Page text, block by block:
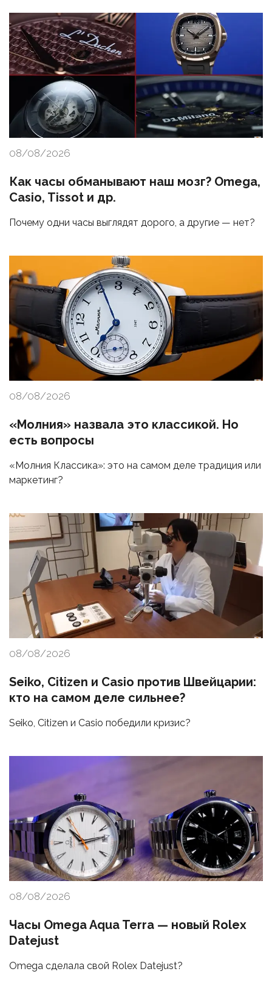
08/08/2026
Как часы обманывают наш мозг? Omega,
Casio, Tissot и др.
Почему одни часы выглядят дорого, а другие — нет?
08/08/2026
«Молния» назвала это классикой. Но
есть вопросы
«Молния Классика»: это на самом деле традиция или
маркетинг?
08/08/2026
Seiko, Citizen и Casio против Швейцарии:
кто на самом деле сильнее?
Seiko, Citizen и Casio победили кризис?
08/08/2026
Часы Omega Aqua Terra — новый Rolex
Datejust
Omega сделала свой Rolex Datejust?